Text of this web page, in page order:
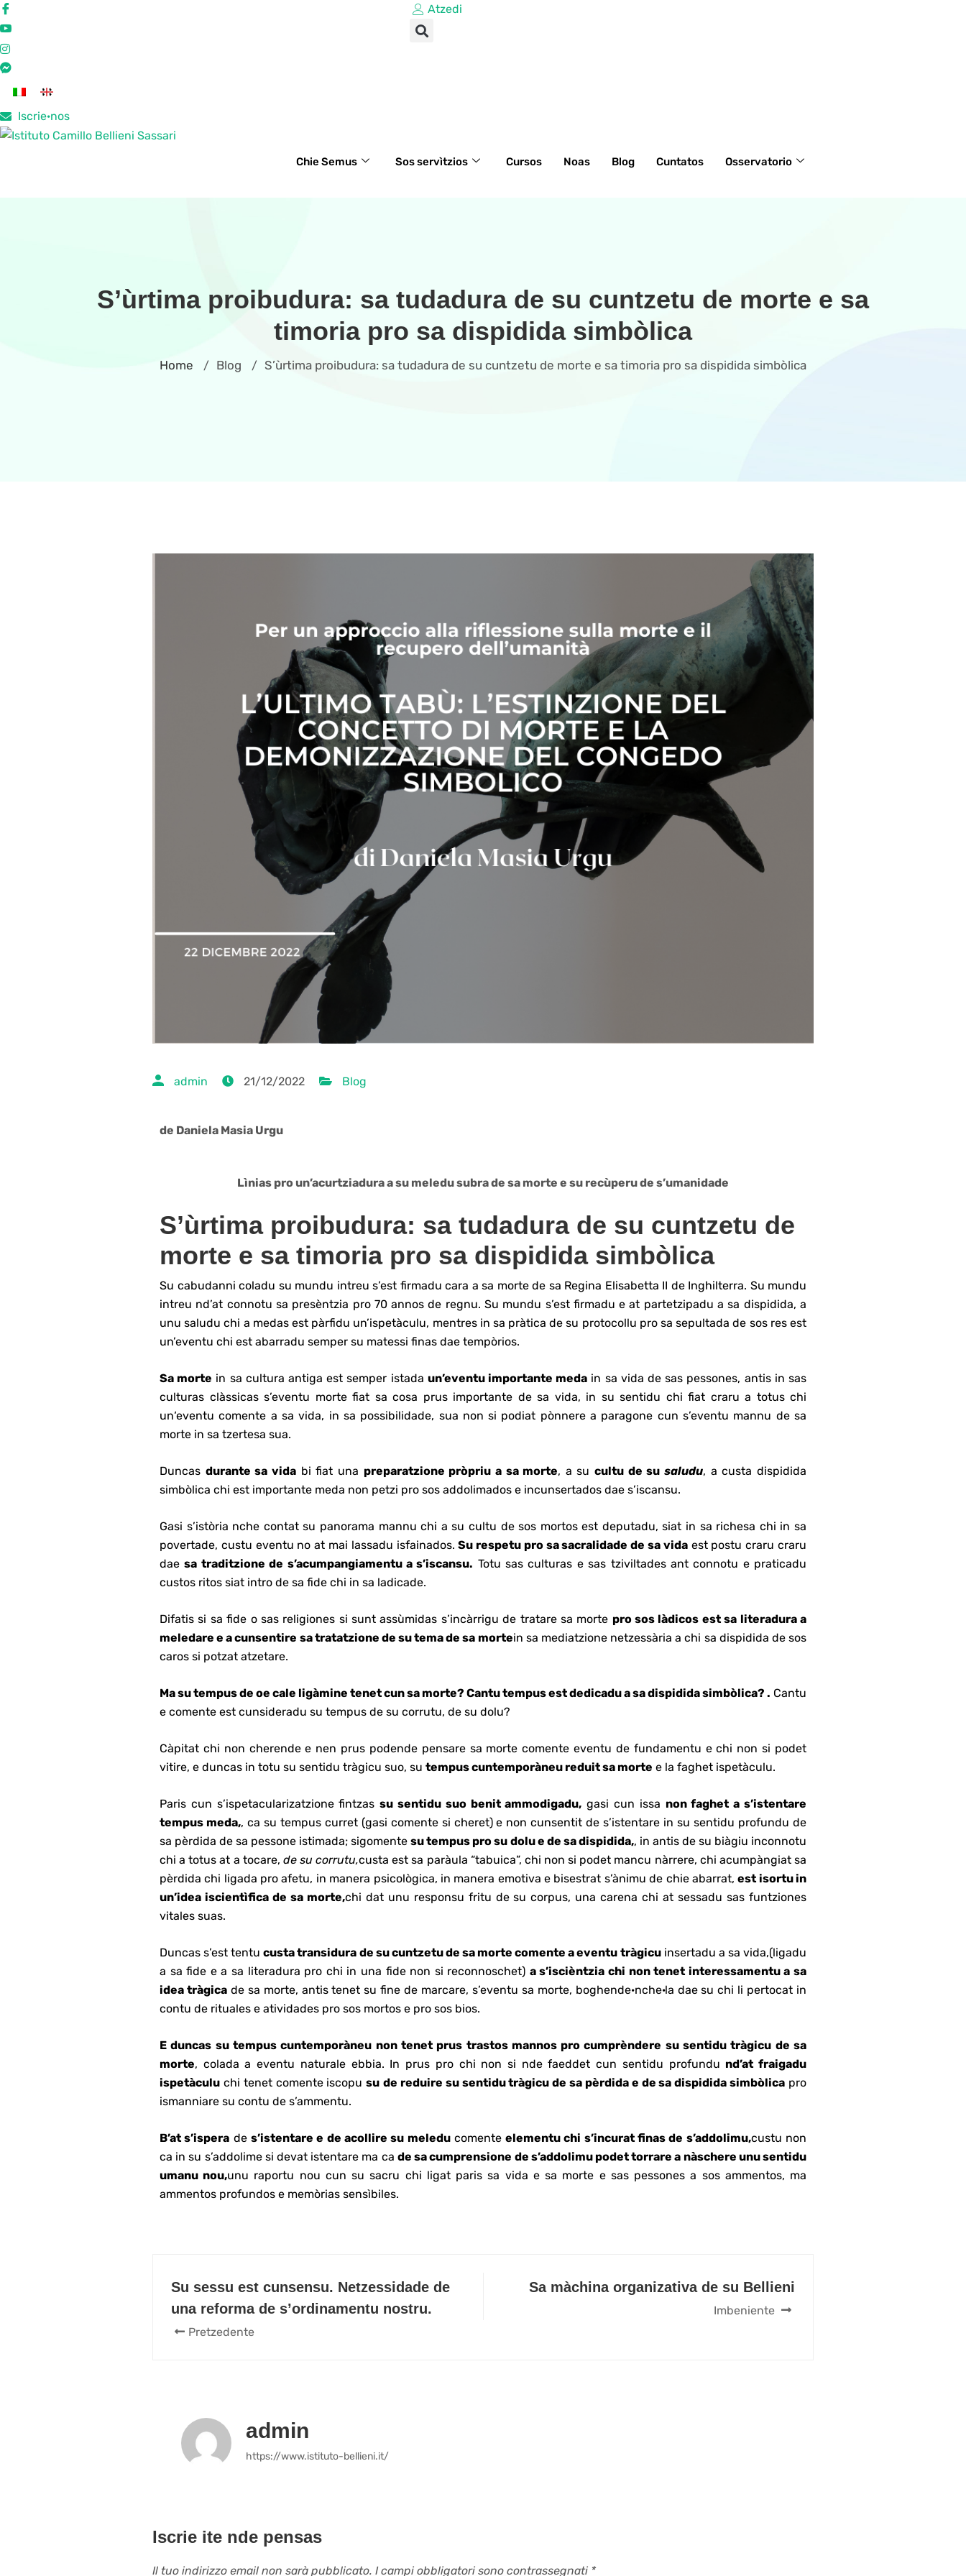
Iscrie·nos
Atzedi
Chie Semus Sos servìtzios Cursos Noas Blog Cuntatos Osservatorio
S’ùrtima proibudura: sa tudadura de su cuntzetu de morte e sa
timoria pro sa dispidida simbòlica
Home / Blog / S’ùrtima proibudura: sa tudadura de su cuntzetu de morte e sa timoria pro sa dispidida simbòlica
admin 21/12/2022 Blog
de Daniela Masia Urgu
Lìnias pro un’acurtziadura a su meledu subra de sa morte e su recùperu de s’umanidade
S’ùrtima proibudura: sa tudadura de su cuntzetu de
morte e sa timoria pro sa dispidida simbòlica
Su cabudanni coladu su mundu intreu s’est firmadu cara a sa morte de sa Regina Elisabetta II de Inghilterra. Su mundu
intreu nd’at connotu sa presèntzia pro 70 annos de regnu. Su mundu s’est firmadu e at partetzipadu a sa dispidida, a
unu saludu chi a medas est pàrfidu un’ispetàculu, mentres in sa pràtica de su protocollu pro sa sepultada de sos res est
un’eventu chi est abarradu semper su matessi finas dae tempòrios.
Sa morte in sa cultura antiga est semper istada un’eventu importante meda in sa vida de sas pessones, antis in sas
culturas clàssicas s’eventu morte fiat sa cosa prus importante de sa vida, in su sentidu chi fiat craru a totus chi
un‘eventu comente a sa vida, in sa possibilidade, sua non si podiat pònnere a paragone cun s’eventu mannu de sa
morte in sa tzertesa sua.
Duncas durante sa vidabi fiat una preparatzione pròpriu a sa morte, a sucultu de susaludu, a custa dispidida
simbòlica chi est importante meda non petzi pro sos addolimados e incunsertados dae s’iscansu.
Gasi s’istòria nche contat su panorama mannu chi a su cultu de sos mortos est deputadu, siat in sa richesa chi in sa
povertade, custu eventu no at mai lassadu isfainados.Su respetu pro sa sacralidade de sa vidaest postu craru craru
daesa traditzione de s’acumpangiamentu a s’iscansu. Totu sas culturas e sas tziviltades ant connotu e praticadu
custos ritos siat intro de sa fide chi in sa ladicade.
Difatis si sa fide o sas religiones si sunt assùmidas s’incàrrigu de tratare sa morte pro sos làdicos est sa literadura a
meledare e a cunsentire sa tratatzione de su tema de sa mortein sa mediatzione netzessària a chi sa dispidida de sos
caros si potzat atzetare.
Ma su tempus de oe cale ligàmine tenet cun sa morte? Cantu tempus est dedicadu a sa dispidida simbòlica? . Cantu
e comente est cunsideradu su tempus de su corrutu, de su dolu?
Càpitat chi non cherende e nen prus podende pensare sa morte comente eventu de fundamentu e chi non si podet
vitire, e duncas in totu su sentidu tràgicu suo, su tempus cuntemporàneu reduit sa morte e la faghet ispetàculu.
Paris cun s’ispetacularizatzione fintzassu sentidu suo benit ammodigadu, gasi cun issa non faghet a s’istentare
tempus meda,, ca su tempus curret (gasi comente si cheret) e non cunsentit de s’istentare in su sentidu profundu de
sa pèrdida de sa pessone istimada; sigomentesu tempus pro su dolu e de sa dispidida,, in antis de su biàgiu inconnotu
chi a totus at a tocare, de su corrutu,custa est sa paràula “tabuica”, chi non si podet mancu nàrrere, chi acumpàngiat sa
pèrdida chi ligada pro afetu, in manera psicològica, in manera emotiva e bisestrat s’ànimu de chie abarrat,est isortu in
un’idea iscientìfica de sa morte,chi dat unu responsu fritu de su corpus, una carena chi at sessadu sas funtziones
vitales suas.
Duncas s’est tentucusta transidura de su cuntzetu de sa morte comente a eventu tràgicuinsertadu a sa vida,(ligadu
a sa fide e a sa literadura pro chi in una fide non si reconnoschet) a s’iscièntzia chi non tenet interessamentu a sa
idea tràgicade sa morte, antis tenet su fine de marcare, s’eventu sa morte, boghende·nche·la dae su chi li pertocat in
contu de rituales e atividades pro sos mortos e pro sos bios.
E duncas su tempus cuntemporàneu non tenet prus trastos mannos pro cumprèndere su sentidu tràgicu de sa
morte, colada a eventu naturale ebbia. In prus pro chi non si nde faeddet cun sentidu profundu nd’at fraigadu
ispetàculu chi tenet comente iscopusu de reduire su sentidu tràgicu de sa pèrdida e de sa dispidida simbòlica pro
ismanniare su contu de s’ammentu.
B’at s’ispera de s’istentare e de acollire su meleducomenteelementu chi s’incurat finas de s’addolimu,custu non
ca in su s’addolime si devat istentare ma ca de sa cumprensione de s’addolimu podet torrare a nàschere unu sentidu
umanu nou,unu raportu nou cun su sacru chi ligat paris sa vida e sa morte e sas pessones a sos ammentos, ma
ammentos profundos e memòrias sensìbiles.
Su sessu est cunsensu. Netzessidade de
una reforma de s’ordinamentu nostru.
Pretzedente
Sa màchina organizativa de su Bellieni
Imbeniente
admin
https://www.istituto-bellieni.it/
Iscrie ite nde pensas
Il tuo indirizzo email non sarà pubblicato. I campi obbligatori sono contrassegnati *